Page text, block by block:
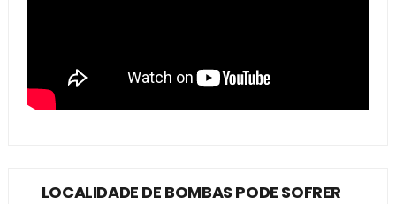
LOCALIDADE DE BOMBAS PODE SOFRER